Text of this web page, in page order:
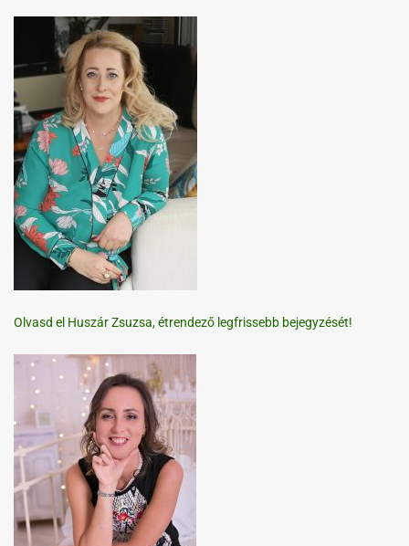
Olvasd el Huszár Zsuzsa, étrendező legfrissebb bejegyzését!